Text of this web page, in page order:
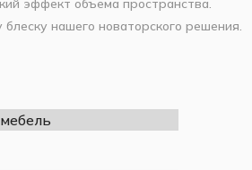
нашего новаторского решения.
световые потоки, создавая
ненужных деталей.
веществам, обеспечивая долгий